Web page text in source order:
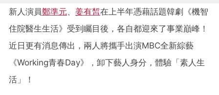
新人演員鄭準元、 姜有皙在上半年憑藉話題韓劇《機智
住院醫生生活》受到矚目後，各自都迎來了事業巔峰！
近日更有消息傳出，兩人將攜手出演MBC全新綜藝
《Working青春Day》，卸下藝人身分，體驗「素人生
活」！